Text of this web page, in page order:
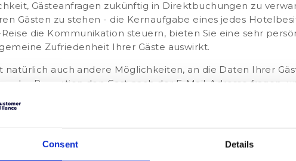
Consent Details
Gästeanfragen zukünftig in Direktbuchungen zu
Gästen zu stehen - die Kernaufgabe eines jedes
Reise die Kommunikation steuern, bieten Sie eine sehr
Zufriedenheit Ihrer Gäste auswirkt.
natürlich auch andere Möglichkeiten, an die Daten Ihrer
der Rezeption den Gast nach der E-Mail-Adresse fragen,
die für den Aufenthalt relevant wären. Während des
zukommen zu lassen oder ihn auf Ihr
Wenn sich an der Rezeption eine lange Schlange bildet,